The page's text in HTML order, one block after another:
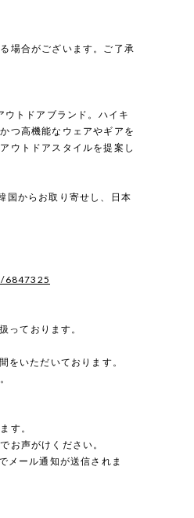
場合がございます。ご了承
ウトドアブランド。ハイキ
つ高機能なウェアやギアを
ウトドアスタイルを提案し
国からお取り寄せし、日本
6847325
っております。
をいただいております。
す。
お声がけください。
メール通知が送信されま